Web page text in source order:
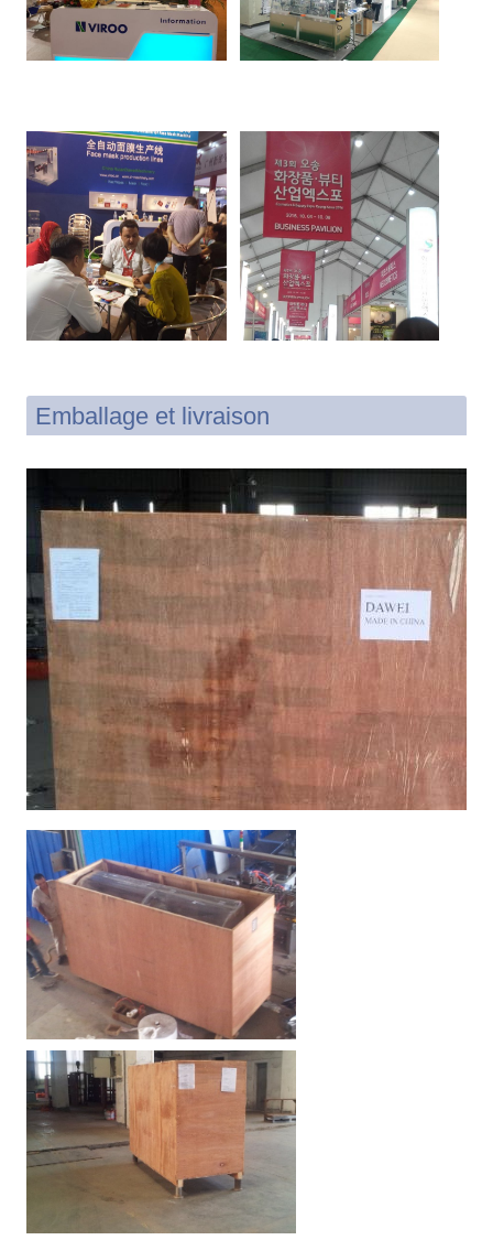
Emballage et livraison